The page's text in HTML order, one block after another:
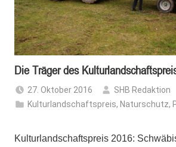
Die Träger des
27. Oktober 2016
SHB Redaktion
Kulturlandschaftspreis, Naturschutz,
Kulturlandschaftspreis 2016: